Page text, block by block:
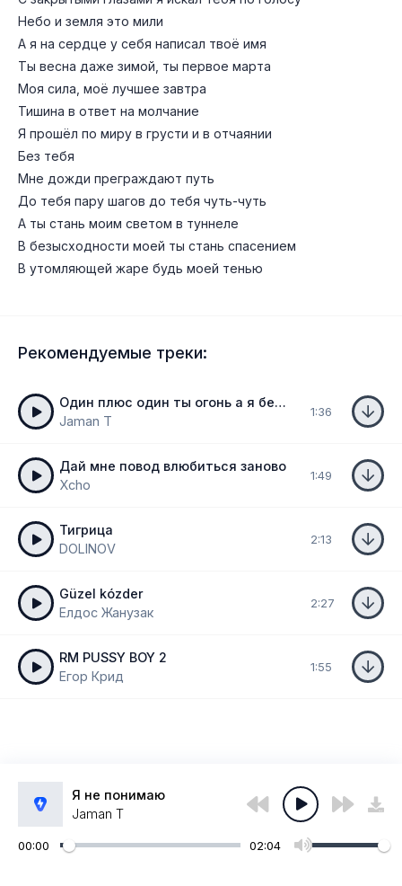
Небо и земля это мили
А я на сердце у себя написал твоё имя
Ты весна даже зимой, ты первое марта
Моя сила, моё лучшее завтра
Тишина в ответ на молчание
Я прошёл по миру в грусти и в отчаянии
Без тебя
Мне дожди преграждают путь
До тебя пару шагов до тебя чуть-чуть
А ты стань моим светом в туннеле
В безысходности моей ты стань спасением
В утомляющей жаре будь моей тенью
Рекомендуемые треки:
Один плюс один ты огонь а я бензин
Jaman T
1:36
Дай мне повод влюбиться заново
Xcho
1:49
Тигрица
DOLINOV
2:13
Güzel kózder
Елдос Жанузак
2:27
RM PUSSY BOY 2
Егор Крид
1:55
Я не понимаю
Jaman T
00:00 02:04